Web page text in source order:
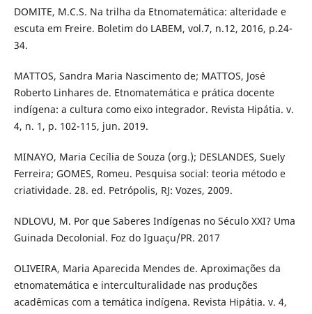
DOMITE, M.C.S. Na trilha da Etnomatemática: alteridade e
escuta em Freire. Boletim do LABEM, vol.7, n.12, 2016, p.24-
34.
MATTOS, Sandra Maria Nascimento de; MATTOS, José
Roberto Linhares de. Etnomatemática e prática docente
indígena: a cultura como eixo integrador. Revista Hipátia. v.
4, n. 1, p. 102-115, jun. 2019.
MINAYO, Maria Cecília de Souza (org.); DESLANDES, Suely
Ferreira; GOMES, Romeu. Pesquisa social: teoria método e
criatividade. 28. ed. Petrópolis, RJ: Vozes, 2009.
NDLOVU, M. Por que Saberes Indígenas no Século XXI? Uma
Guinada Decolonial. Foz do Iguaçu/PR. 2017
OLIVEIRA, Maria Aparecida Mendes de. Aproximações da
etnomatemática e interculturalidade nas produções
acadêmicas com a temática indígena. Revista Hipátia. v. 4,